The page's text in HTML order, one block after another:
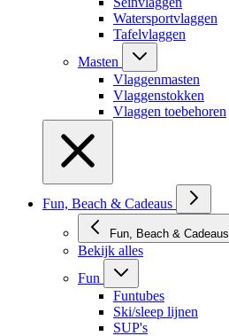
Watersportvlaggen
Tafelvlaggen
Masten
Vlaggenmasten
Vlaggenstokken
Vlaggen toebehoren
Fun, Beach & Cadeaus
Fun, Beach & Cadeaus
Bekijk alles
Fun
Funtubes
Ski/sleep lijnen
SUP's